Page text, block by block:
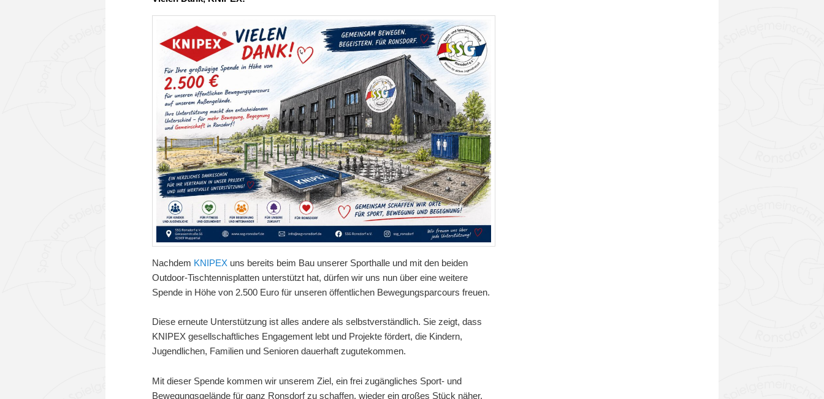
Nachdem KNIPEX uns bereits beim Bau unserer Sporthalle und mit den beiden
Outdoor-Tischtennisplatten unterstützt hat, dürfen wir uns nun über eine weitere
Spende in Höhe von 2.500 Euro für unseren öffentlichen Bewegungsparcours freuen.
Diese erneute Unterstützung ist alles andere als selbstverständlich. Sie zeigt, dass
KNIPEX gesellschaftliches Engagement lebt und Projekte fördert, die Kindern,
Jugendlichen, Familien und Senioren dauerhaft zugutekommen.
Mit dieser Spende kommen wir unserem Ziel, ein frei zugängliches Sport- und
Bewegungsgelände für ganz Ronsdorf zu schaffen, wieder ein großes Stück näher.